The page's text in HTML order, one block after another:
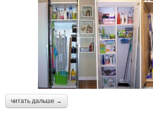
читать дальше →